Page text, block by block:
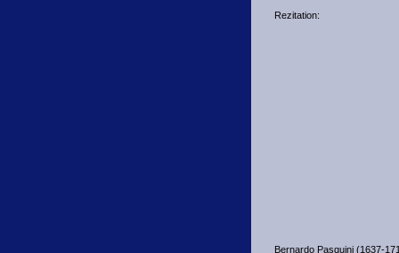
Rezitation:
Bernardo Pasquini (1637-